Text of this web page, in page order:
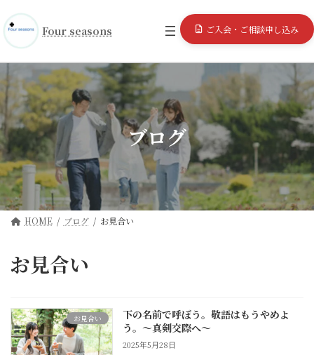
ン
テ
ツ
へ
ス
キ
ッ
プ
ビ
ゲ
シ
ョ
ン
に
移
動
Four seasons ご入会・ご相談申し込み
ブログ
HOME ブログ お見合い
お見合い
お見合い
下の名前で呼ぼう。敬語はもうやめよ
う。～真剣交際へ～
2025年5月28日